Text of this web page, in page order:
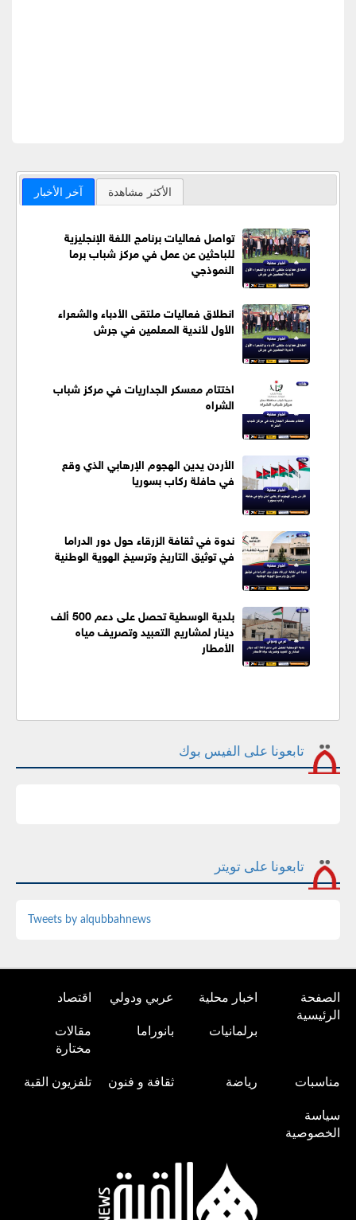
آخر الأخبار الأكثر مشاهدة
تواصل فعاليات برنامج اللغة الإنجليزية
للباحثين عن عمل في مركز شباب برما
النموذجي
انطلاق فعاليات ملتقى الأدباء والشعراء
الأول لأندية المعلمين في جرش
اختتام معسكر الجداريات في مركز شباب
الشراه
الأردن يدين الهجوم الإرهابي الذي وقع
في حافلة ركاب بسوريا
ندوة في ثقافة الزرقاء حول دور الدراما
في توثيق التاريخ وترسيخ الهوية الوطنية
بلدية الوسطية تحصل على دعم 500 ألف
دينار لمشاريع التعبيد وتصريف مياه
الأمطار
تابعونا على الفيس بوك
تابعونا على تويتر
Tweets by alqubbahnews
الصفحة
الرئيسية
اخبار محلية عربي ودولي اقتصاد
برلمانيات بانوراما
مقالات
مختارة
مناسبات رياضة ثقافة و فنون تلفزيون القبة
سياسة
الخصوصية